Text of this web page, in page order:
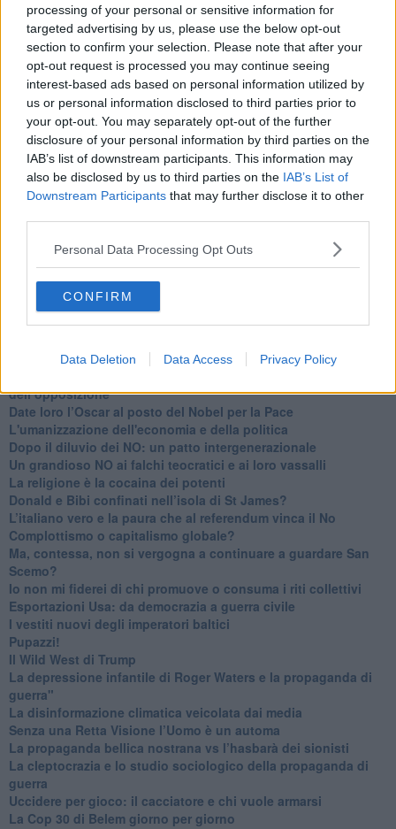
processing of your personal or sensitive information for
targeted advertising by us, please use the below opt-out
section to confirm your selection. Please note that after your
opt-out request is processed you may continue seeing
interest-based ads based on personal information utilized by
us or personal information disclosed to third parties prior to
your opt-out. You may separately opt-out of the further
disclosure of your personal information by third parties on the
IAB’s list of downstream participants. This information may
also be disclosed by us to third parties on the IAB’s List of
Downstream Participants that may further disclose it to other
Personal Data Processing Opt Outs
CONFIRM
Data Deletion Data Access Privacy Policy
Ti potrebbe interessare anche:
Articoli dal Blog “Disincantato” di Adolfo Santoro
​Linee guida per organizzare il civismo della complessità
​Il ripristino della natura secondo la legge e l’impegno dei
Cittadini
Il nesso tra cambiamenti climatici e salute umana
Tutti morimmo a stento (3)
Tutti morimmo a stento (2)
​Tutti morimmo a stento (1)
IL CORRIDOIO BLU il resoconto del convegno
​Il cronoprogramma ottimale verso il full electric sui traghetti
​I costi dell’adeguamento al cold ironing
Alcune domande da esordiente agli esperti che decidono le
sorti dell’Elba
Verso il full electric a gestione pubblica dei traghetti​
Trump e le sue guerre contro i deboli e contro la terra
dell’opposizione
​Date loro l’Oscar al posto del Nobel per la Pace
L'umanizzazione dell'economia e della politica
​Dopo il diluvio dei NO: un patto intergenerazionale
​Un grandioso NO ai falchi teocratici e ai loro vassalli
La religione è la cocaina dei potenti
Donald e Bibi confinati nell’isola di St James?
L’italiano vero e la paura che al referendum vinca il No
​Complottismo o capitalismo globale?
​Ma, contessa, non si vergogna a continuare a guardare San
Scemo?
​Io non mi fiderei di chi promuove o consuma i riti collettivi
Esportazioni Usa: da democrazia a guerra civile
​I vestiti nuovi degli imperatori baltici
​Pupazzi!
​Il Wild West di Trump
​La depressione infantile di Roger Waters e la propaganda di
guerra"
​La disinformazione climatica veicolata dai media
Senza una Retta Visione l’Uomo è un automa
​La propaganda bellica nostrana vs l’hasbarà dei sionisti
​La cleptocrazia e lo studio sociologico della propaganda di
guerra
​Uccidere per gioco: il cacciatore e chi vuole armarsi
​La Cop 30 di Belem giorno per giorno